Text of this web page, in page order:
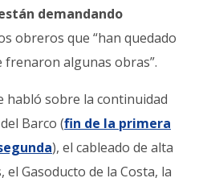
demandando
obreros que “han quedado
frenaron algunas obras”.
habló sobre la continuidad
Barco (fin de la primera
), el cableado de alta
Gasoducto de la Costa, la